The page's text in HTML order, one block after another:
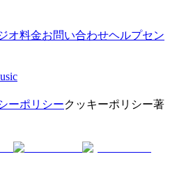
オ料金お問い合わせヘルプセン
ーポリシークッキーポリシー著